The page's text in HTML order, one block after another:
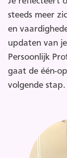
steeds meer
en
updaten van
Persoonlijk
gaat de één-
volgende stap.